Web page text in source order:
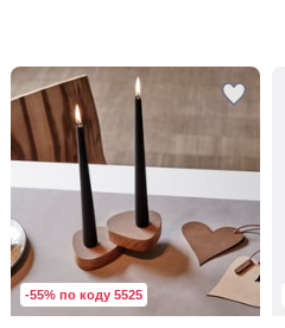
-55% по коду 5525